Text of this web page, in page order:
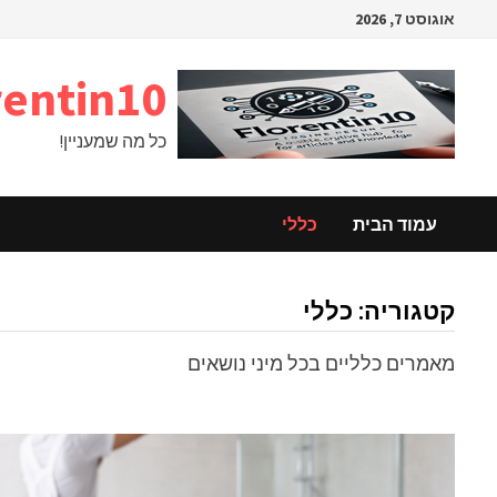
content
אוגוסט 7, 2026
כל מה שמעניין!
עמוד הבית כללי
קטגוריה: כללי
מאמרים כלליים בכל מיני נושאים